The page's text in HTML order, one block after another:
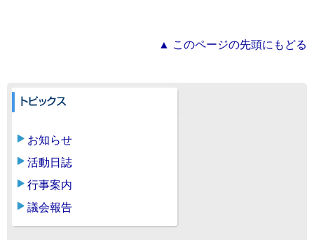
▲ このページの先頭にもどる
お知らせ
活動日誌
行事案内
議会報告